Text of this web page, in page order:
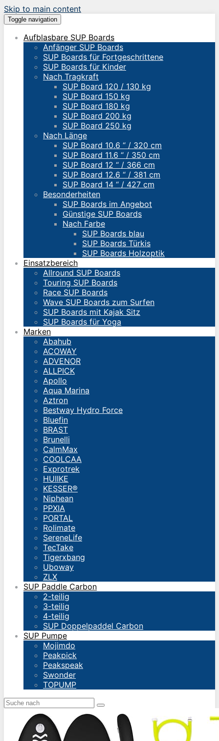
Skip to main content
Toggle navigation
Aufblasbare SUP Boards
Anfänger SUP Boards
SUP Boards für Fortgeschrittene
SUP Boards für Kinder
Nach Tragkraft
SUP Board 120 / 130 kg
SUP Board 150 kg
SUP Board 180 kg
SUP Board 200 kg
SUP Board 250 kg
Nach Länge
SUP Board 10.6 “ / 320 cm
SUP Board 11.6 “ / 350 cm
SUP Board 12 “ / 366 cm
SUP Board 12.6 “ / 381 cm
SUP Board 14 “ / 427 cm
Besonderheiten
SUP Boards im Angebot
Günstige SUP Boards
Nach Farbe
SUP Boards blau
SUP Boards Türkis
SUP Boards Holzoptik
Einsatzbereich
Allround SUP Boards
Touring SUP Boards
Race SUP Boards
Wave SUP Boards zum Surfen
SUP Boards mit Kajak Sitz
SUP Boards für Yoga
Marken
Abahub
ACOWAY
ADVENOR
ALLPICK
Apollo
Aqua Marina
Aztron
Bestway Hydro Force
Bluefin
BRAST
Brunelli
CalmMax
COOLCAA
Exprotrek
HUIIKE
KESSER®
Niphean
PPXIA
PORTAL
Rolimate
SereneLife
TecTake
Tigerxbang
Uboway
ZLX
SUP Paddle Carbon
2-teilig
3-teilig
4-teilig
SUP Doppelpaddel Carbon
SUP Pumpe
Mojimdo
Peakpick
Peakspeak
Swonder
TOPUMP